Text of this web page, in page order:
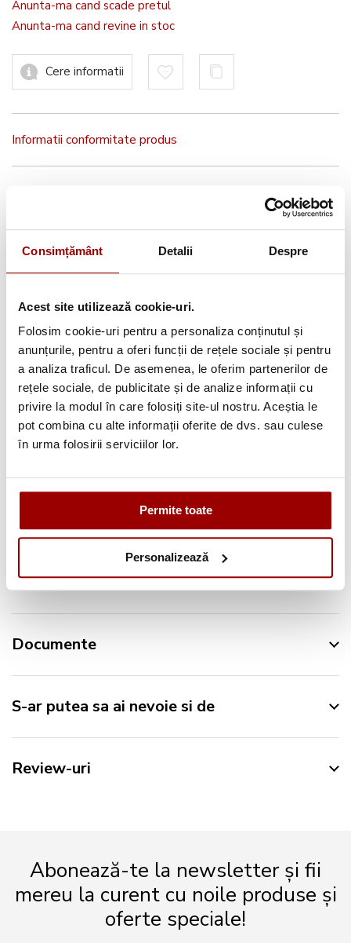
Consimțământ Detalii Despre
Acest site utilizează cookie-uri.
Folosim cookie-uri pentru a personaliza conținutul și
anunțurile, pentru a oferi funcții de rețele sociale și pentru
a analiza traficul. De asemenea, le oferim partenerilor de
rețele sociale, de publicitate și de analize informații cu
privire la modul în care folosiți site-ul nostru. Aceștia le
pot combina cu alte informații oferite de dvs. sau culese
în urma folosirii serviciilor lor.
Permite toate
Personalizează
Anunta-ma cand scade pretul
Anunta-ma cand revine in stoc
Cere informatii
Informatii conformitate produs
Pana la 12 rate
fara dobanda
Retur in 14 zile
Urmareste-ne pe:
Specificatii
Documente
S-ar putea sa ai nevoie si de
Review-uri
Abonează-te la newsletter și fii
mereu la curent cu noile produse și
oferte speciale!